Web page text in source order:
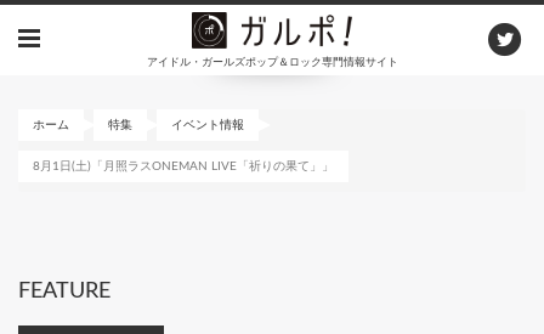
アイドル・ガールズポップ＆ロック専門情報サイト
ホーム 特集 イベント情報
8月1日(土)「月照ラスONEMAN LIVE「祈りの果て」」
FEATURE